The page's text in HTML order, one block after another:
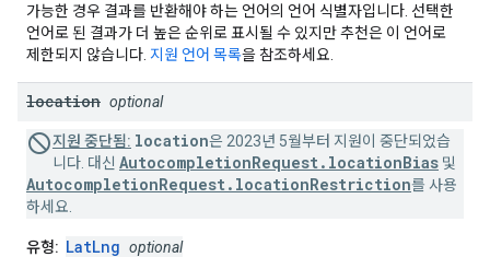
가능한 경우 결과를 반환해야 하는 언어의 언어 식별자입니다. 선택한
언어로 된 결과가 더 높은 순위로 표시될 수 있지만 추천은 이 언어로
제한되지 않습니다. 지원 언어 목록을 참조하세요.
location optional
지원 중단됨: location은 2023년 5월부터 지원이 중단되었습
니다. 대신 AutocompletionRequest.locationBias 및
AutocompletionRequest.locationRestriction를 사용
하세요.
유형: LatLng optional